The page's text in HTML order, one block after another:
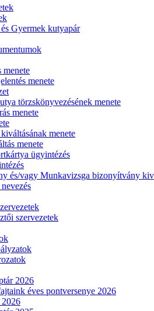
Gyermek kutyapár
menete
menete
törzskönyvezésének menete
menete
menete
menete
ügyintézés
és/vagy Munkavizsga bizonyítvány
szervezetek
2026
éves pontversenye 2026
2026